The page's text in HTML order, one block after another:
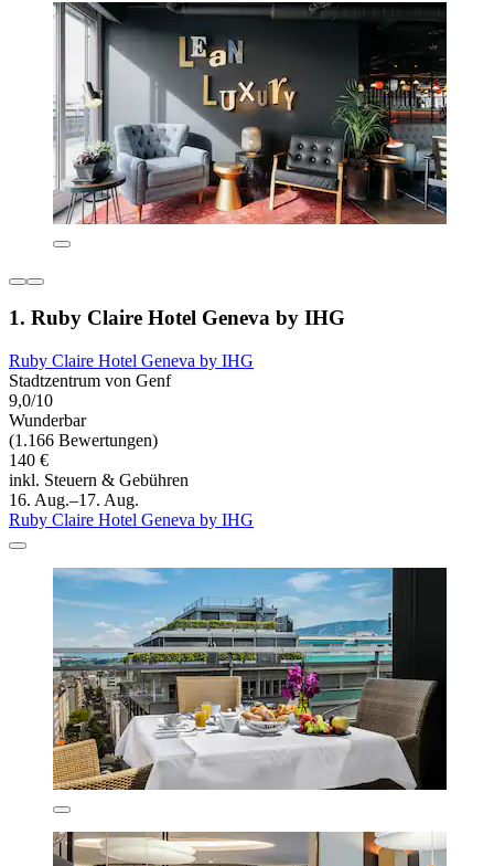
1. Ruby Claire Hotel Geneva by IHG
Ruby Claire Hotel Geneva by IHG
Stadtzentrum von Genf
9,0/10
Wunderbar
(1.166 Bewertungen)
140 €
inkl. Steuern & Gebühren
16. Aug.–17. Aug.
Ruby Claire Hotel Geneva by IHG